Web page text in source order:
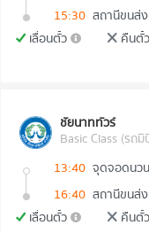
15:30 สถานีขนส่
เลื่อนตั๋ว
คืนตั๋ว
ชัยนาททัวร์
Basic Class (รถ
13:40 จุดจอดนว
16:40 สถานีขนส่
เลื่อนตั๋ว
คืนตั๋ว